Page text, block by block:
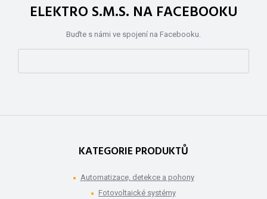
ELEKTRO S.M.S. NA FACEBOOKU
Buďte s námi ve spojení na Facebooku.
KATEGORIE PRODUKTŮ
Automatizace, detekce a pohony
Fotovoltaické systémy